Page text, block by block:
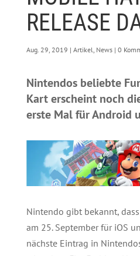
RELEASE
Aug. 29, 2019 | Artikel, News| 0
Nintendos beliebte
Kart erscheint noch
erste Mal für Android
Nintendo gibt bekannt,
am 25. September für iOS
nächste Eintrag in